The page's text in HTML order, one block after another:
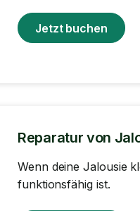
Jetzt buchen
Reparatur von
Wenn deine Jalousie
funktionsfähig ist.